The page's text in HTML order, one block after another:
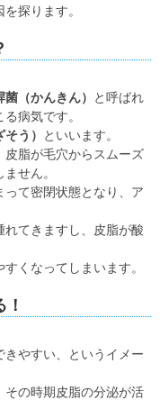
探ります。
菌（かんきん）
と呼ばれ
病気です。
う）
といいます。
皮脂が毛穴からスムーズ
せん。
って密閉状態となり、ア
てきますし、皮脂が酸
くなってしまいます。
やすい、というイメー
の時期皮脂の分泌が活